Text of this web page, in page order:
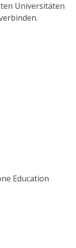
Universitäten
Education